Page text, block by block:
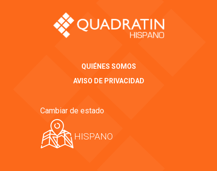
QUIÉNES SOMOS
AVISO DE PRIVACIDAD
Cambiar de estado
HISPANO